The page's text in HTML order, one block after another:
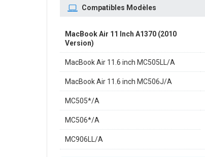
Compatibles Modèles
MacBook Air 11 Inch A1370 (2010
Version)
MacBook Air 11.6 inch MC505LL/A
MacBook Air 11.6 inch MC506J/A
MC505*/A
MC506*/A
MC906LL/A